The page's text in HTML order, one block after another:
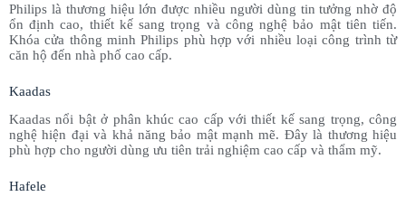
Philips là thương hiệu lớn được nhiều người dùng tin tưởng nhờ độ
ổn định cao, thiết kế sang trọng và công nghệ bảo mật tiên tiến.
Khóa cửa thông minh Philips phù hợp với nhiều loại công trình từ
căn hộ đến nhà phố cao cấp.
Kaadas
Kaadas nổi bật ở phân khúc cao cấp với thiết kế sang trọng, công
nghệ hiện đại và khả năng bảo mật mạnh mẽ. Đây là thương hiệu
phù hợp cho người dùng ưu tiên trải nghiệm cao cấp và thẩm mỹ.
Hafele